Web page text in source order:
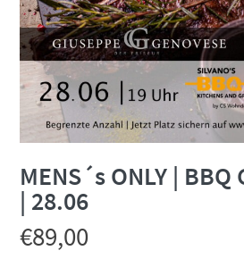
MENS´s ONLY | BBQ
| 28.06
€89,00